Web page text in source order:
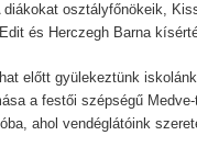
osztályfőnökeik,
és Herczegh Barna
előtt gyülekeztünk
a festői szépségű
ahol vendéglátóink